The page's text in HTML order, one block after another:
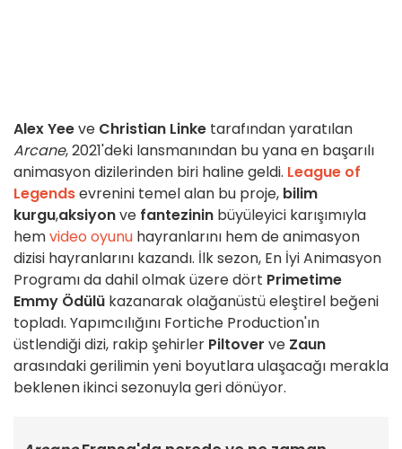
Alex Yeeve Christian Linke tarafından yaratılan
Arcane, 2021'deki lansmanından bu yana en başarılı
animasyon dizilerinden biri haline geldi. League of
Legendsevrenini temel alan bu proje, bilim
kurgu,aksiyonve fantezinin büyüleyici karışımıyla
hemvideo oyunu hayranlarını hem de animasyon
dizisi hayranlarını kazandı. İlk sezon, En İyi Animasyon
Programı da dahil olmak üzere dört Primetime
Emmy Ödülü kazanarak olağanüstü eleştirel beğeni
topladı. Yapımcılığını Fortiche Production'ın
üstlendiği dizi, rakip şehirler Piltover ve Zaun
arasındaki gerilimin yeni boyutlara ulaşacağı merakla
beklenen ikinci sezonuyla geri dönüyor.